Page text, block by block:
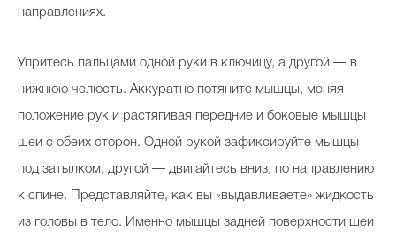
направлениях.
Упритесь пальцами одной руки в ключицу, а другой — в
нижнюю челюсть. Аккуратно потяните мышцы, меняя
положение рук и растягивая передние и боковые мышцы
шеи с обеих сторон. Одной рукой зафиксируйте мышцы
под затылком, другой — двигайтесь вниз, по направлению
к спине. Представляйте, как вы «выдавливаете» жидкость
из головы в тело. Именно мышцы задней поверхности шеи